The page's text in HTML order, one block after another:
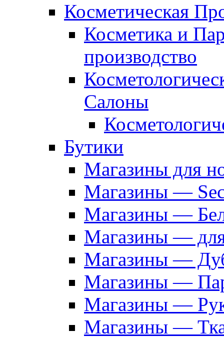
Косметическая
Косметика и
производство
Салоны
Бутики
Магазины для
Магазины —
Магазины —
Магазины —
Магазины —
Магазины —
Магазины —
Магазины —